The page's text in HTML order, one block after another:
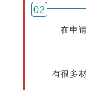
02
在申
有很多